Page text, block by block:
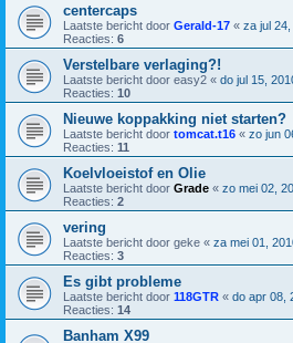
centercaps
Laatste bericht door Gerald-17 « za jul
Reacties: 6
Verstelbare verlaging?!
Laatste bericht door easy2 « do jul 15,
Reacties: 10
Nieuwe koppakking niet starten?
Laatste bericht door tomcat.t16 « zo jun
Reacties: 11
Koelvloeistof en Olie
Laatste bericht door Grade « zo mei 02,
Reacties: 2
vering
Laatste bericht door geke « za mei 01,
Reacties: 3
Es gibt probleme
Laatste bericht door 118GTR « do apr 08,
Reacties: 14
Banham X99